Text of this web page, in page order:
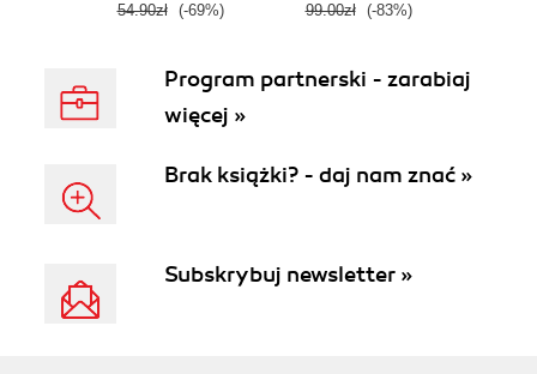
54.90zł (-69%) 99.00zł (-83%)
Program partnerski - zarabiaj
więcej »
Brak książki? - daj nam znać »
Subskrybuj newsletter »